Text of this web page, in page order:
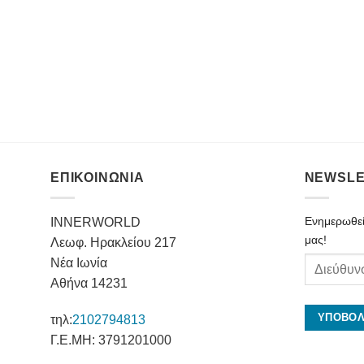
ΕΠΙΚΟΙΝΩΝΙΑ
INNERWORLD
Λεωφ. Ηρακλείου 217
Νέα Ιωνία
Αθήνα 14231
τηλ:2102794813
Γ.Ε.ΜΗ: 3791201000
μας!